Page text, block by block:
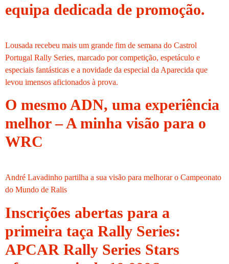
equipa dedicada de promoção.
Lousada recebeu mais um grande fim de semana do Castrol
Portugal Rally Series, marcado por competição, espetáculo e
especiais fantásticas e a novidade da especial da Aparecida que
levou imensos aficionados à prova.
O mesmo ADN, uma experiência
melhor – A minha visão para o
WRC
André Lavadinho partilha a sua visão para melhorar o Campeonato
do Mundo de Ralis
Inscrições abertas para a
primeira taça Rally Series:
APCAR Rally Series Stars